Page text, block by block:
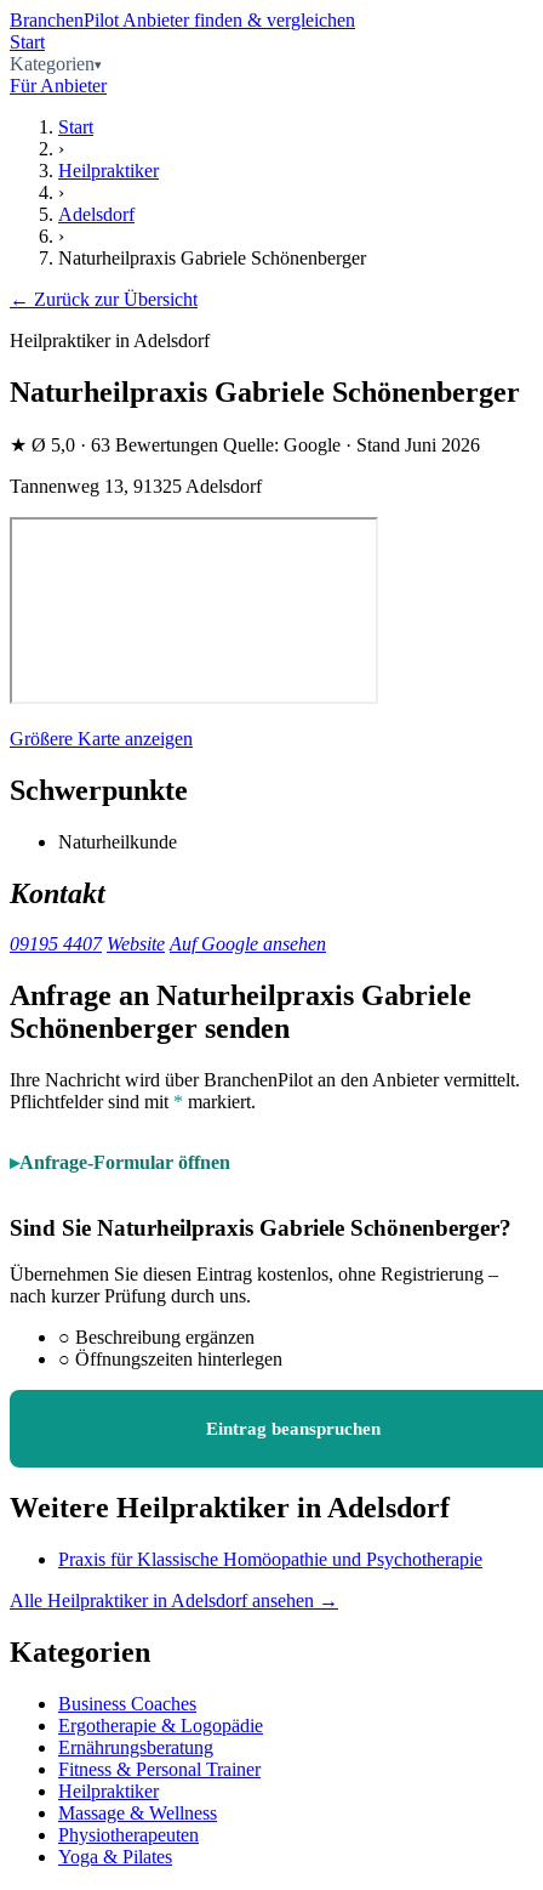
BranchenPilot Anbieter finden & vergleichen
Start
Kategorien
Für Anbieter
Start
›
Heilpraktiker
›
Adelsdorf
›
Naturheilpraxis Gabriele Schönenberger
← Zurück zur Übersicht
Heilpraktiker in Adelsdorf
Naturheilpraxis Gabriele Schönenberger
★ Ø 5,0 · 63 Bewertungen Quelle: Google · Stand Juni 2026
Tannenweg 13, 91325 Adelsdorf
Größere Karte anzeigen
Schwerpunkte
Naturheilkunde
Kontakt
09195 4407 Website Auf Google ansehen
Anfrage an Naturheilpraxis Gabriele
Schönenberger senden
Ihre Nachricht wird über BranchenPilot an den Anbieter vermittelt.
Pflichtfelder sind mit * markiert.
Anfrage-Formular öffnen
Sind Sie Naturheilpraxis Gabriele Schönenberger?
Übernehmen Sie diesen Eintrag kostenlos, ohne Registrierung –
nach kurzer Prüfung durch uns.
○ Beschreibung ergänzen
○ Öffnungszeiten hinterlegen
Eintrag beanspruchen
Weitere Heilpraktiker in Adelsdorf
Praxis für Klassische Homöopathie und Psychotherapie
Alle Heilpraktiker in Adelsdorf ansehen →
Kategorien
Business Coaches
Ergotherapie & Logopädie
Ernährungsberatung
Fitness & Personal Trainer
Heilpraktiker
Massage & Wellness
Physiotherapeuten
Yoga & Pilates